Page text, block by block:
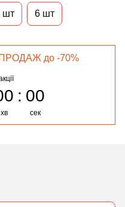
шт 6 шт
до -70%
хв
00
сек